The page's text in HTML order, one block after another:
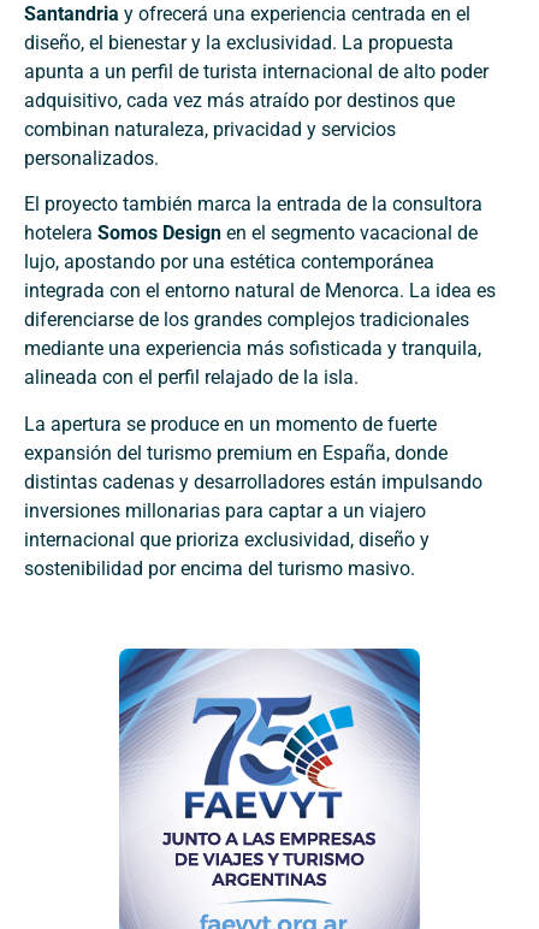
Santandria y ofrecerá una experiencia centrada en el
diseño, el bienestar y la exclusividad. La propuesta
apunta a un perfil de turista internacional de alto poder
adquisitivo, cada vez más atraído por destinos que
combinan naturaleza, privacidad y servicios
personalizados.
El proyecto también marca la entrada de la consultora
hotelera Somos Design en el segmento vacacional de
lujo, apostando por una estética contemporánea
integrada con el entorno natural de Menorca. La idea es
diferenciarse de los grandes complejos tradicionales
mediante una experiencia más sofisticada y tranquila,
alineada con el perfil relajado de la isla.
La apertura se produce en un momento de fuerte
expansión del turismo premium en España, donde
distintas cadenas y desarrolladores están impulsando
inversiones millonarias para captar a un viajero
internacional que prioriza exclusividad, diseño y
sostenibilidad por encima del turismo masivo.